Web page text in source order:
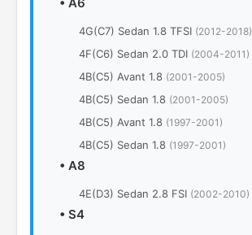
• A6
4G(C7) Sedan 1.8 TFSI (2012-2018)
4F(C6) Sedan 2.0 TDI (2004-2011)
4B(C5) Avant 1.8 (2001-2005)
4B(C5) Sedan 1.8 (2001-2005)
4B(C5) Avant 1.8 (1997-2001)
4B(C5) Sedan 1.8 (1997-2001)
• A8
4E(D3) Sedan 2.8 FSI (2002-2010)
• S4